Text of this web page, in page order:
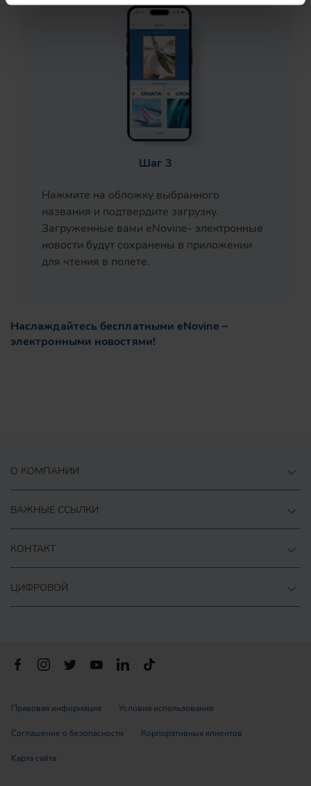
Шаг 3
Нажмите на обложку выбранного
названия и подтвердите загрузку.
Загруженные вами eNovine- электронные
новости будут сохранены в приложении
для чтения в полете.
Наслаждайтесь бесплатными eNovinе –
электронными новостями!
О КОМПАНИИ
ВАЖНЫЕ ССЫЛКИ
КОНТАКТ
ЦИФРОВОЙ
Правовая информация Условия использования
Соглашение о безопасности Корпоративных клиентов
Kарта сайта